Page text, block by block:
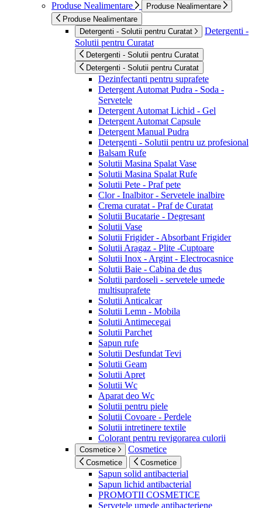
Produse Nealimentare
Produse Nealimentare
Produse Nealimentare
Detergenti - Solutii pentru Curatat
Detergenti -
Solutii pentru Curatat
Detergenti - Solutii pentru Curatat
Detergenti - Solutii pentru Curatat
Dezinfectanti pentru suprafete
Detergent Automat Pudra - Soda -
Servetele
Detergent Automat Lichid - Gel
Detergent Automat Capsule
Detergent Manual Pudra
Detergenti - Solutii pentru uz profesional
Balsam Rufe
Solutii Masina Spalat Vase
Solutii Masina Spalat Rufe
Solutii Pete - Praf pete
Clor - Inalbitor - Servetele inalbire
Crema curatat - Praf de Curatat
Solutii Bucatarie - Degresant
Solutii Vase
Solutii Frigider - Absorbant Frigider
Solutii Aragaz - Plite -Cuptoare
Solutii Inox - Argint - Electrocasnice
Solutii Baie - Cabina de dus
Solutii pardoseli - servetele umede
multisuprafete
Solutii Anticalcar
Solutii Lemn - Mobila
Solutii Antimecegai
Solutii Parchet
Sapun rufe
Solutii Desfundat Tevi
Solutii Geam
Solutii Apret
Solutii Wc
Aparat deo Wc
Solutii pentru piele
Solutii Covoare - Perdele
Solutii intretinere textile
Colorant pentru revigorarea culorii
Cosmetice Cosmetice
Cosmetice Cosmetice
Sapun solid antibacterial
Sapun lichid antibacterial
PROMOTII COSMETICE
Servetele umede antibacteriene